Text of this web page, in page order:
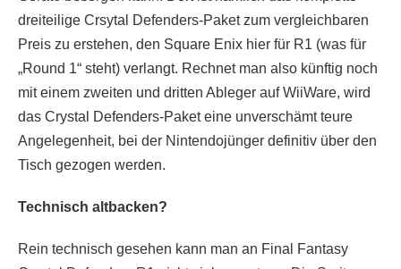
dreiteilige Crsytal Defenders-Paket zum vergleichbaren
Preis zu erstehen, den Square Enix hier für R1 (was für
„Round 1“ steht) verlangt. Rechnet man also künftig noch
mit einem zweiten und dritten Ableger auf WiiWare, wird
das Crystal Defenders-Paket eine unverschämt teure
Angelegenheit, bei der Nintendojünger definitiv über den
Tisch gezogen werden.
Technisch altbacken?
Rein technisch gesehen kann man an Final Fantasy